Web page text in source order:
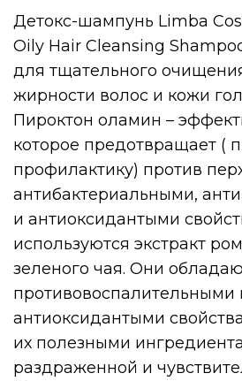
Детокс-шампунь Limba
Oily Hair Cleansing
для тщательного
жирности волос и кожи
Пироктон оламин –
которое предотвращает (
профилактику) против
антибактериальными,
и антиоксидантыми
используются экстракт
зеленого чая. Они
противовоспалительными
антиоксидантыми
их полезными
раздраженной и